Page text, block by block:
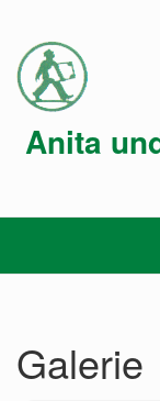
Anita
Galerie